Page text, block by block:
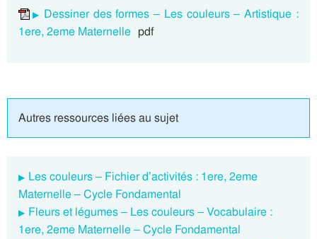
Dessiner des formes – Les couleurs – Artistique :
1ere, 2eme Maternelle pdf
Autres ressources liées au sujet
Les couleurs – Fichier d’activités : 1ere, 2eme
Maternelle – Cycle Fondamental
Fleurs et légumes – Les couleurs – Vocabulaire :
1ere, 2eme Maternelle – Cycle Fondamental